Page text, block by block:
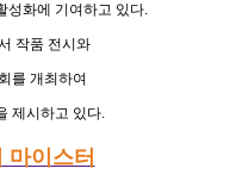
성화에 기여하고 있다.
작품 전시와
를 개최하여
제시하고 있다.
마이스터